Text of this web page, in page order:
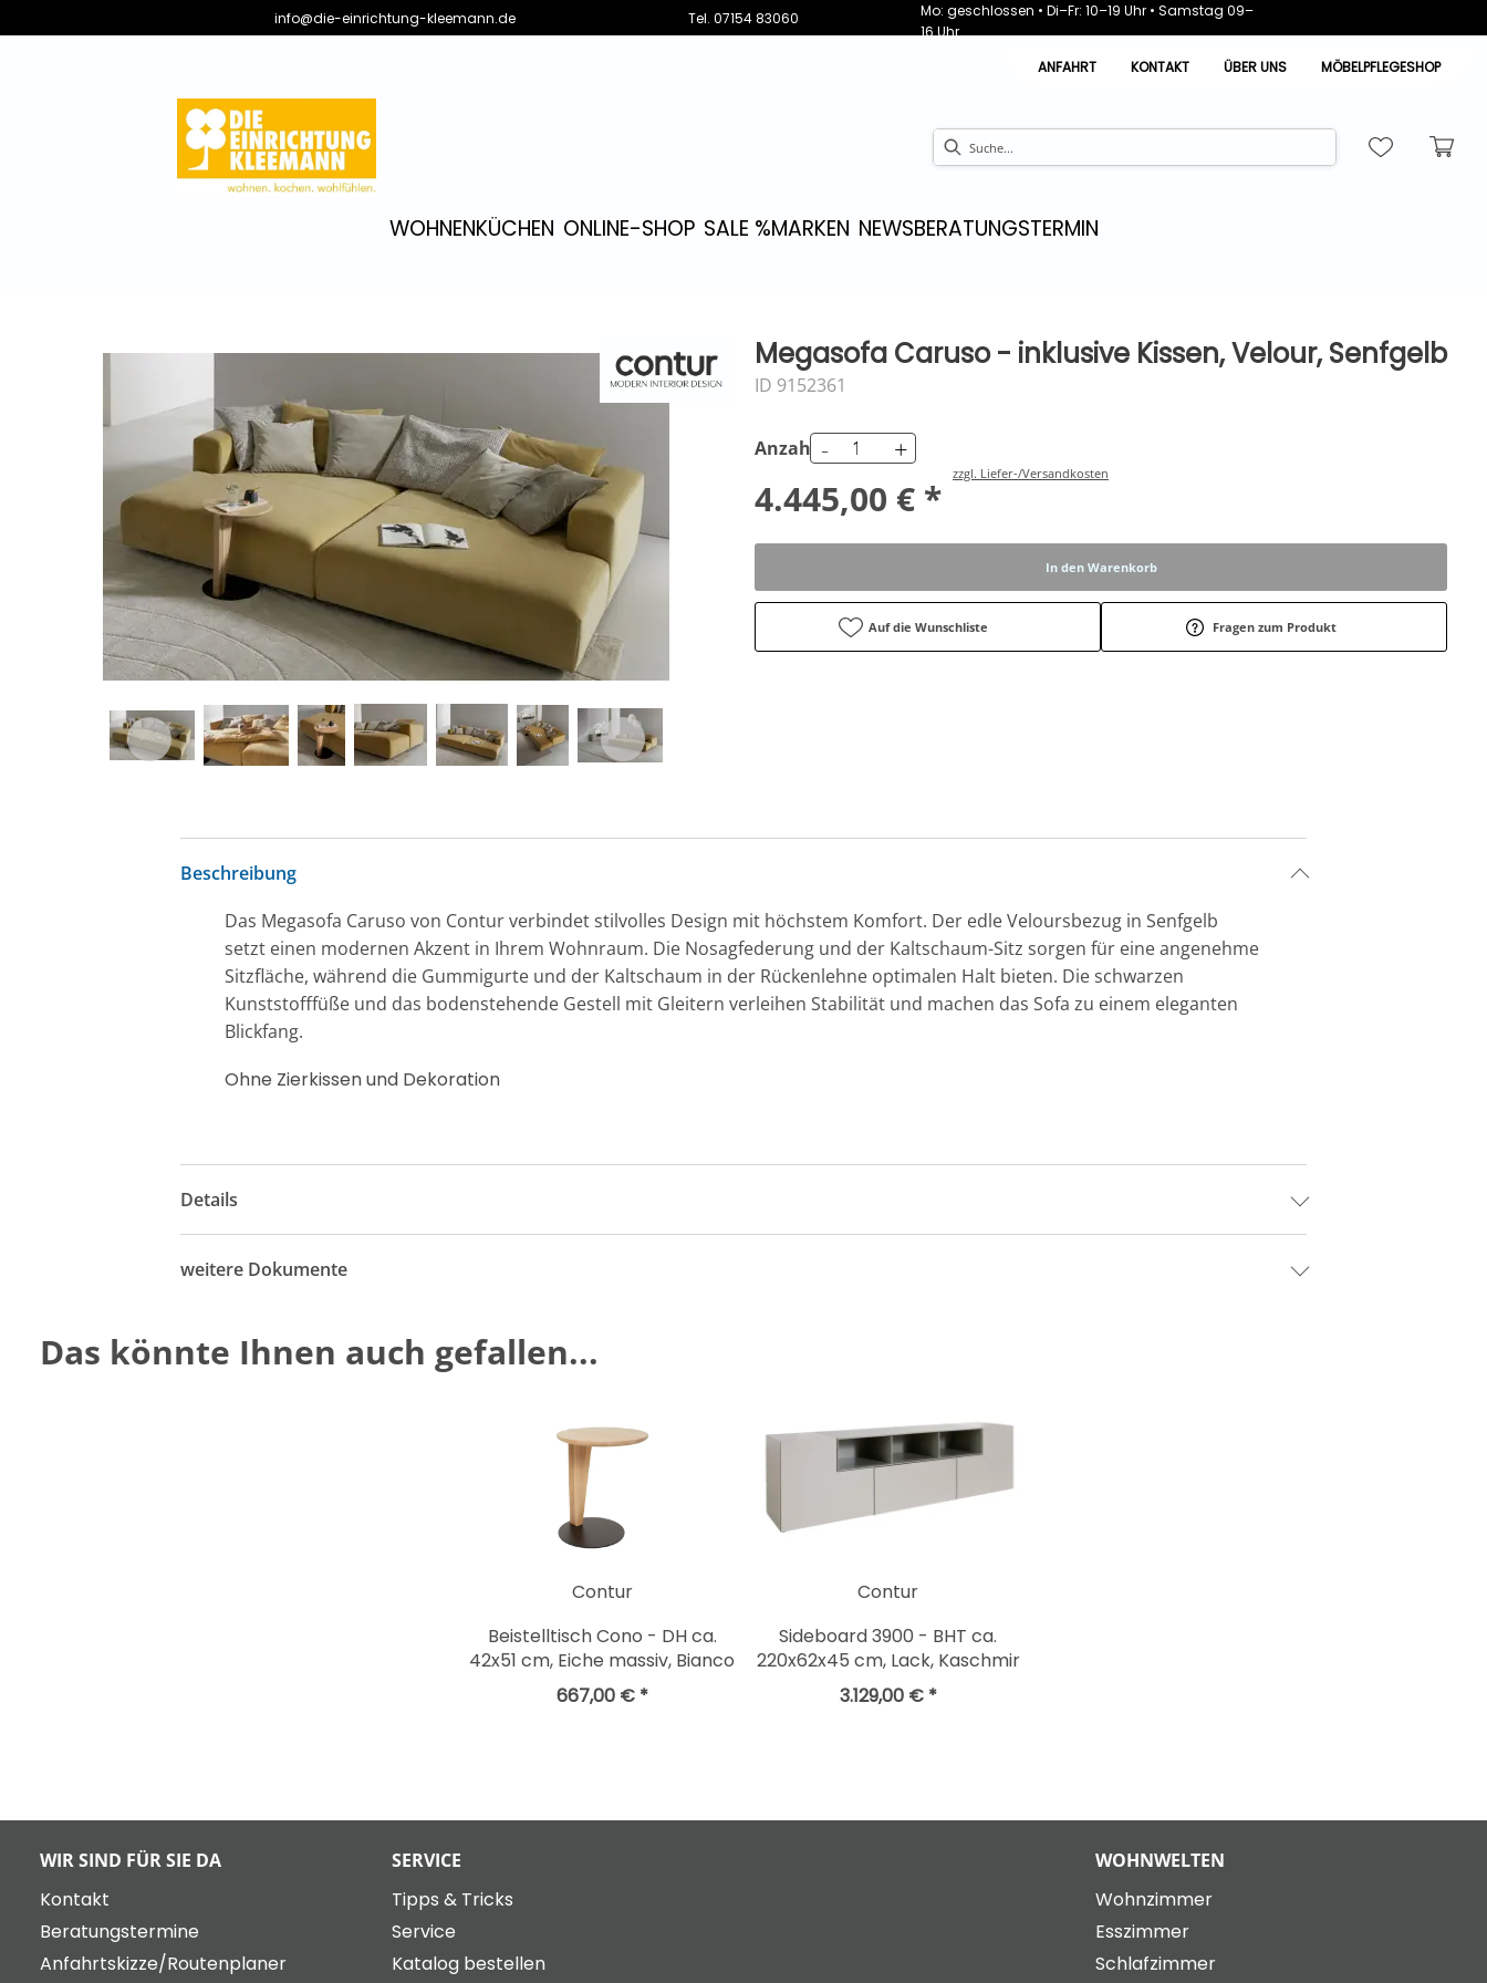
info@die-einrichtung-kleemann.de Tel. 07154 83060
Mo: geschlossen • Di–Fr: 10–19 Uhr • Samstag 09–
16 Uhr
ANFAHRT
KONTAKT ÜBER UNS MÖBELPFLEGESHOP
WOHNENKÜCHEN ONLINE-SHOP SALE %MARKEN NEWSBERATUNGSTERMIN
Megasofa Caruso - inklusive Kissen, Velour, Senfgelb
ID 9152361
Anzahl - +
4.445,00 € *
zzgl. Liefer-/Versandkosten
In den Warenkorb
Auf die Wunschliste Fragen zum Produkt
Beschreibung
Das Megasofa Caruso von Contur verbindet stilvolles Design mit höchstem Komfort. Der edle Veloursbezug in Senfgelb
setzt einen modernen Akzent in Ihrem Wohnraum. Die Nosagfederung und der Kaltschaum-Sitz sorgen für eine angenehme
Sitzfläche, während die Gummigurte und der Kaltschaum in der Rückenlehne optimalen Halt bieten. Die schwarzen
Kunststofffüße und das bodenstehende Gestell mit Gleitern verleihen Stabilität und machen das Sofa zu einem eleganten
Blickfang.
Ohne Zierkissen und Dekoration
Details
weitere Dokumente
Das könnte Ihnen auch gefallen...
Contur
Beistelltisch Cono - DH ca.
42x51 cm, Eiche massiv, Bianco
667,00 € *
Contur
Sideboard 3900 - BHT ca.
220x62x45 cm, Lack, Kaschmir
3.129,00 € *
WIR SIND FÜR SIE DA
Kontakt
Beratungstermine
Anfahrtskizze/Routenplaner
SERVICE
Tipps & Tricks
Service
Katalog bestellen
WOHNWELTEN
Wohnzimmer
Esszimmer
Schlafzimmer